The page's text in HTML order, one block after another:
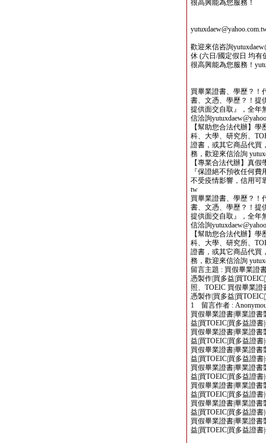
很高興能為您服務！
歡迎來信咨詢
休 (六日/國定假日 均有
很高興能為您服務！
買畢業證書、學歷？！
書、文憑、學歷？！提
提供面交自取』，全年
信洽詢
【幫助您合法代辦】
科、大學、研究所、
證書，或其它商品代買
務，歡迎來信洽詢
【專業合法代辦】真
『保證絕不預收任何
不受疫情影響，信用可
tw
買畢業證書、學歷？！
書、文憑、學歷？！提
提供面交自取』，全年
信洽詢
【幫助您合法代辦】
科、大學、研究所、
證書，或其它商品代買
務，歡迎來信洽詢
留言主題 : 買假畢業證
憑製作|買多益|買
照、TOEIC 買假畢業證
憑製作|買多益|買
1 留言作者 :
買假畢業證書|畢業證書
益|買TOEIC|買多益證
買假畢業證書|畢業證書
益|買TOEIC|買多益證
買假畢業證書|畢業證書
益|買TOEIC|買多益證
買假畢業證書|畢業證書
益|買TOEIC|買多益證
買假畢業證書|畢業證書
益|買TOEIC|買多益證
買假畢業證書|畢業證書
益|買TOEIC|買多益證
買假畢業證書|畢業證書
益|買TOEIC|買多益證